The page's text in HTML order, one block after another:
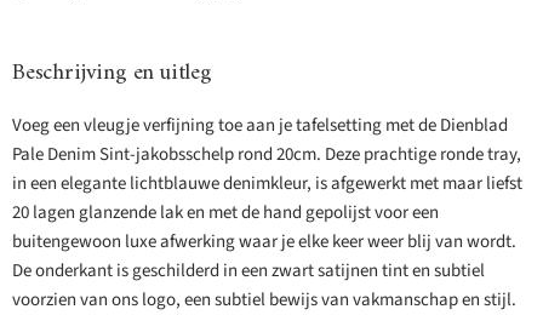
Beschrijving en uitleg
Voeg een vleugje verfijning toe aan je tafelsetting met de Dienblad
Pale Denim Sint-jakobsschelp rond 20cm. Deze prachtige ronde tray,
in een elegante lichtblauwe denimkleur, is afgewerkt met maar liefst
20 lagen glanzende lak en met de hand gepolijst voor een
buitengewoon luxe afwerking waar je elke keer weer blij van wordt.
De onderkant is geschilderd in een zwart satijnen tint en subtiel
voorzien van ons logo, een subtiel bewijs van vakmanschap en stijl.